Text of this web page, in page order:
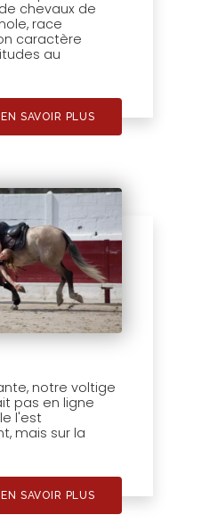
chevaux de
race
caractère
au
EN SAVOIR PLUS
notre voltige
pas en ligne
l'est
mais sur la
EN SAVOIR PLUS